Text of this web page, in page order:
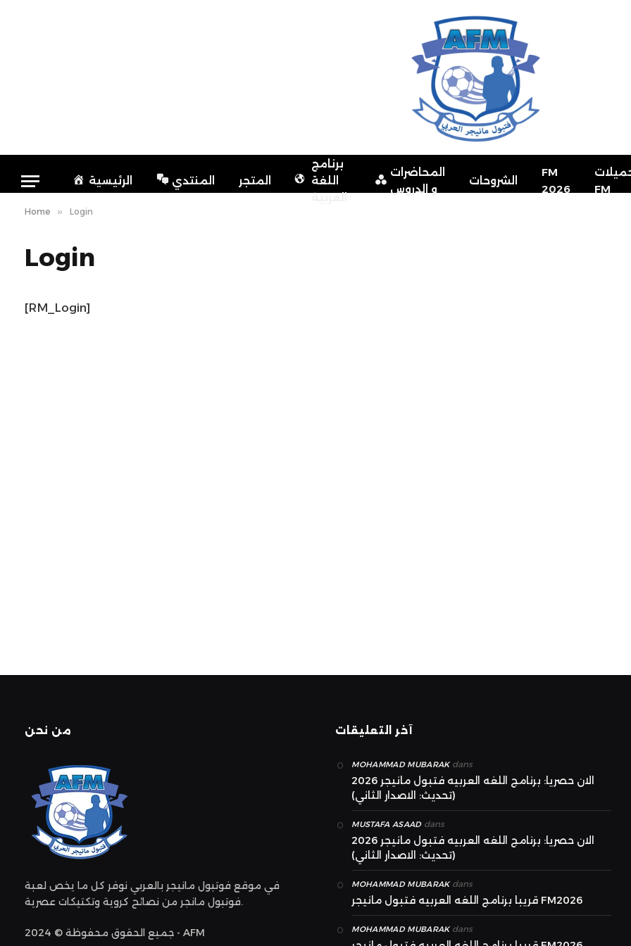
الرئيسية المنتدي المتجر
برنامج
اللغة
العربية
المحاضرات
و الدروس
الشروحات
FM
2026
FM
Home » Login
Login
[RM_Login]
من نحن
في موقع فوتبول مانيجر بالعربي نوفر كل ما يخص لعبة
فوتبول مانجر من نصائح كروية وتكتيكات عصرية.
جميع الحقوق محفوظة © 2024 - AFM
آخر التعليقات
MOHAMMAD MUBARAKdans
الان حصريا: برنامج اللغه العربيه فتبول مانيجر 2026
(تحديث: الاصدار الثاني)
MUSTAFA ASAADdans
الان حصريا: برنامج اللغه العربيه فتبول مانيجر 2026
(تحديث: الاصدار الثاني)
MOHAMMAD MUBARAKdans
قريبا برنامج اللغه العربيه فتبول مانيجر FM2026
MOHAMMAD MUBARAKdans